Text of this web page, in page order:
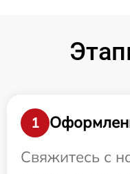
1
Свяжитесь с